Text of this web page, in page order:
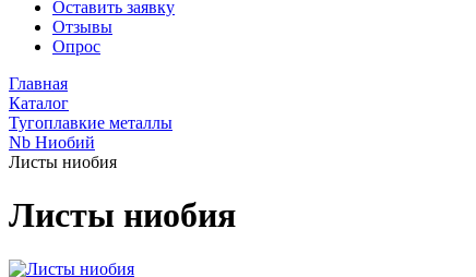
Оставить заявку
Отзывы
Опрос
Главная
Каталог
Тугоплавкие металлы
Nb Ниобий
Листы ниобия
Листы ниобия